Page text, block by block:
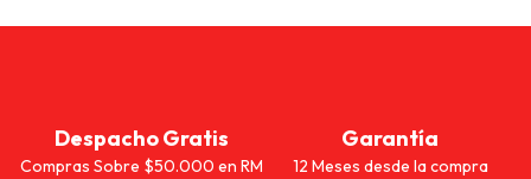
Despacho Gratis
Compras Sobre $50.000 en RM
Garantía
12 Meses desde la compra